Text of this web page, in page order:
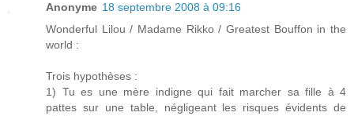
Anonyme 18 septembre 2008 à 09:16
Wonderful Lilou / Madame Rikko / Greatest Bouffon in the
world :
Trois hypothèses :
1) Tu es une mère indigne qui fait marcher sa fille à 4
pattes sur une table, négligeant les risques évidents de